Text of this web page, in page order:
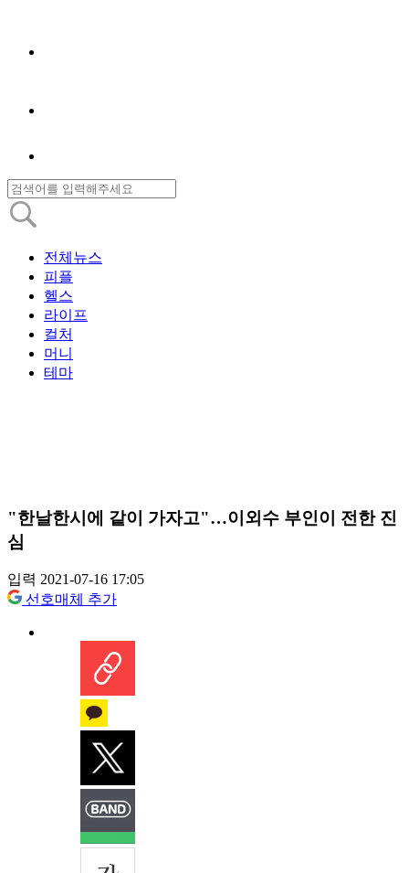
전체뉴스
피플
헬스
라이프
컬처
머니
테마
"한날한시에 같이 가자고"…이외수 부인이 전한 진
심
입력 2021-07-16 17:05
선호매체 추가